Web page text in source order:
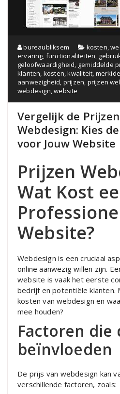
bureaubliksem kosten,
ervaring,functionaliteiten,
geloofwaardigheid, gemiddelde
klanten, kosten,kwaliteit,
aanwezigheid, prijzen, prijzen
webdesign,website
Vergelijk de
Webdesign: Kies
voor Jouw Website
Prijzen
Wat Kost
Website?
Webdesign is een cruciaal
online aanwezig willen zijn.
website is vaak het eerste
bedrijf en potentiële klanten.
kosten van webdesign en
mee houden?
Factoren die
beïnvloeden
De prijs van webdesign kan
verschillende factoren, zoals: